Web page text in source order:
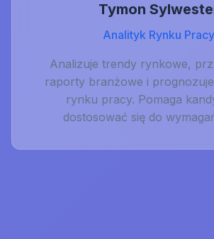
Tymon
Analityk Rynku Pracy
Analizuje trendy rynkowe,
raporty branżowe i
rynku pracy. Pomaga
dostosować się do